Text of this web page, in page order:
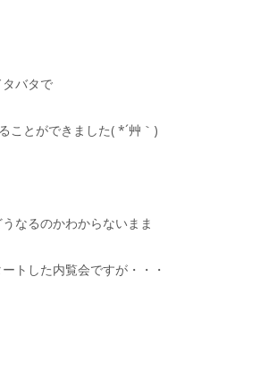
バタで
ことができました( *´艸｀)
なるのかわからないまま
トした内覧会ですが・・・